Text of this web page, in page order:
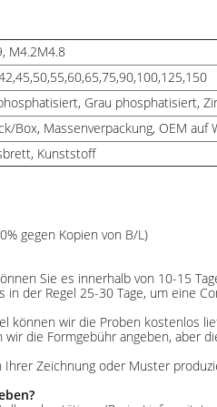
M4.2M4.8
Grau phosphatisiert,
Box, Massenverpackung, OEM auf
Kunststoff
gegen Kopien von B/L)
Sie es innerhalb von 10-15
der Regel 25-30 Tage, um eine
können wir die Proben kostenlos
die Formgebühr angeben, aber
Ihrer Zeichnung oder Muster